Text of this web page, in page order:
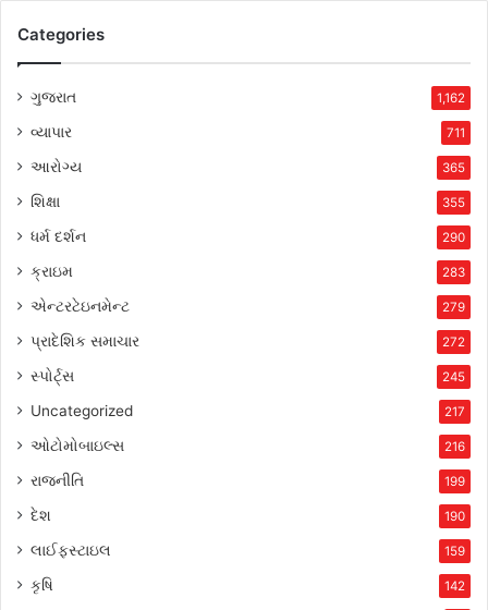
Categories
ગુજરાત 1,162
વ્યાપાર 711
આરોગ્ય 365
શિક્ષા 355
ધર્મ દર્શન 290
ક્રાઇમ 283
એન્ટરટેઇનમેન્ટ 279
પ્રાદેશિક સમાચાર 272
સ્પોર્ટ્સ 245
Uncategorized 217
ઓટોમોબાઇલ્સ 216
રાજનીતિ 199
દેશ 190
લાઈફસ્ટાઇલ 159
કૃષિ 142